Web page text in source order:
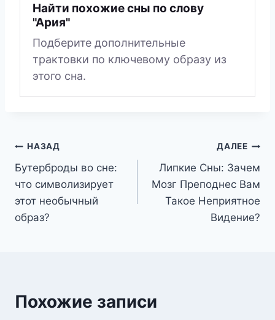
Найти похожие сны по слову
"Ария"
Подберите дополнительные
трактовки по ключевому образу из
этого сна.
Навигация
по
записям
НАЗАД
Бутерброды во сне:
что символизирует
этот необычный
образ?
ДАЛЕЕ
Липкие Сны: Зачем
Мозг Преподнес Вам
Такое Неприятное
Видение?
Похожие записи